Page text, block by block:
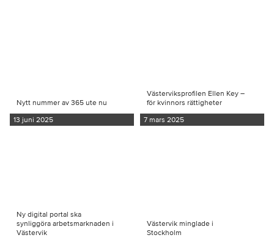
Nytt nummer av 365 ute nu
13 juni 2025
Västerviksprofilen Ellen Key –
för kvinnors rättigheter
7 mars 2025
Ny digital portal ska
synliggöra arbetsmarknaden i
Västervik
Västervik minglade i
Stockholm